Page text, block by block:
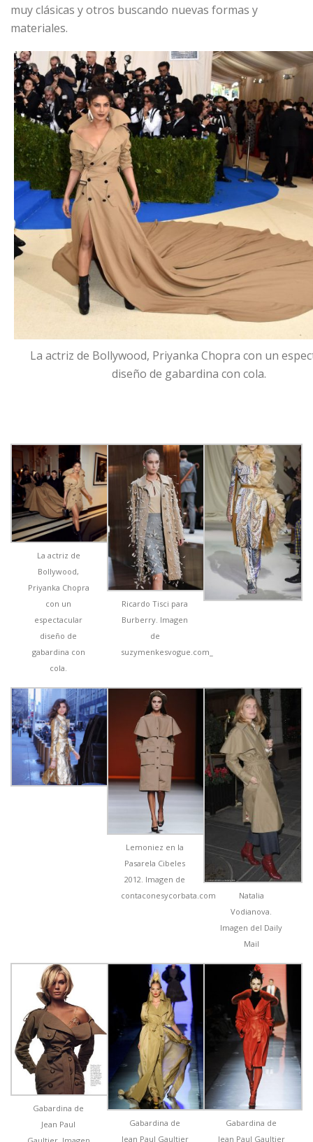
muy clásicas y otros buscando nuevas formas y
materiales.
La actriz de Bollywood, Priyanka Chopra con un
diseño de gabardina con cola.
La actriz de
Bollywood,
Priyanka Chopra
con un
espectacular
diseño de
gabardina con
cola.
Ricardo Tisci para
Burberry. Imagen
de
suzymenkesvogue.com_
Lemoniez en la
Pasarela Cibeles
2012. Imagen de
contaconesycorbata.com
Natalia
Vodianova.
Imagen del Daily
Mail
Gabardina de
Jean Paul
Gabardina de
Jean Paul Gaultier
Gabardina de
Jean Paul Gaultier